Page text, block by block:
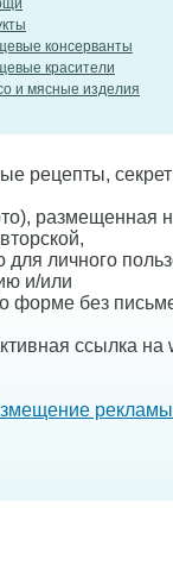
консерванты
красители
и мясные изделия
рецепты,
размещенная
для личного
и/или
форме без
ссылка на
рекламы